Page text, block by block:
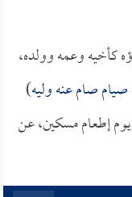
كأخيه وعمه وولده،
صام عنه وليه)
إطعام مسكين، عن